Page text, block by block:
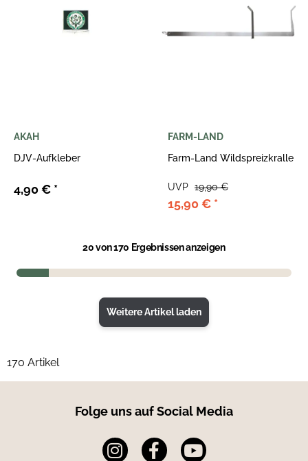
AKAH
DJV-Aufkleber
4,90 € *
FARM-LAND
Farm-Land Wildspreizkralle
15,90 € *
UVP 19,90 €
20von 170 Ergebnissen anzeigen
Weitere Artikel laden
170 Artikel
Folge uns auf Social Media